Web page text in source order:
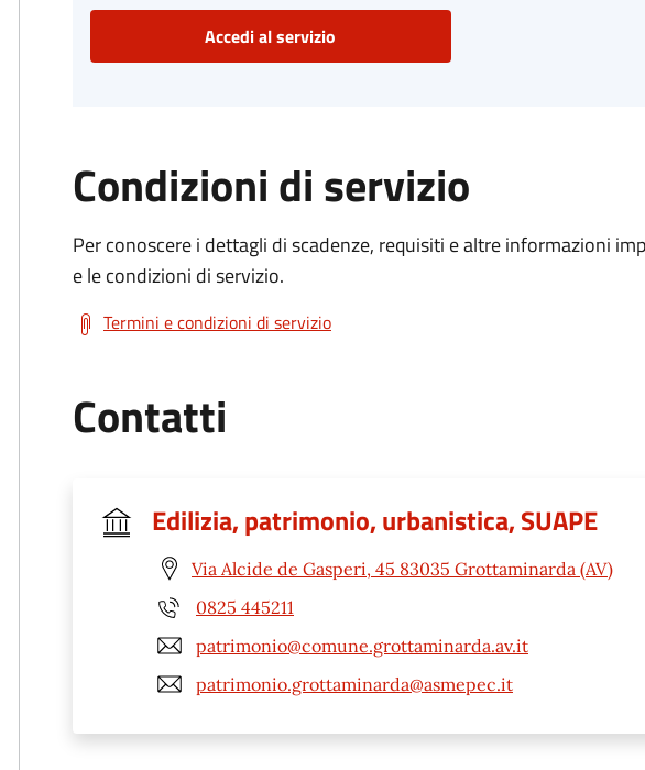
Accedi al servizio
Condizioni di servizio
Per conoscere i dettagli di scadenze, requisiti e altre informazioni
e le condizioni di servizio.
Termini e condizioni di servizio
Contatti
Edilizia, patrimonio, urbanistica, SUAPE
Via Alcide de Gasperi, 45 83035 Grottaminarda (AV)
0825 445211
patrimonio@comune.grottaminarda.av.it
patrimonio.grottaminarda@asmepec.it